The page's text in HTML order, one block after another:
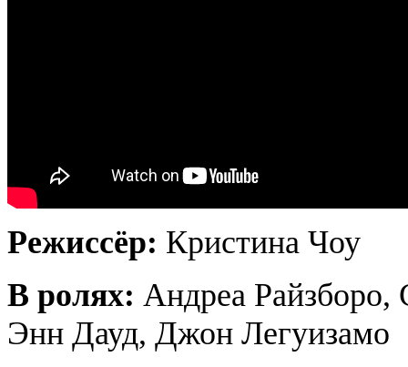
Режиссёр: Кристина Чоу
В ролях: Андреа
Энн Дауд, Джон Легуизамо